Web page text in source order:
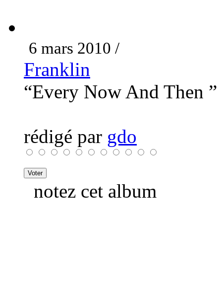
6 mars 2010 /
Franklin
“Every Now And Then ”
rédigé par gdo
notez cet album